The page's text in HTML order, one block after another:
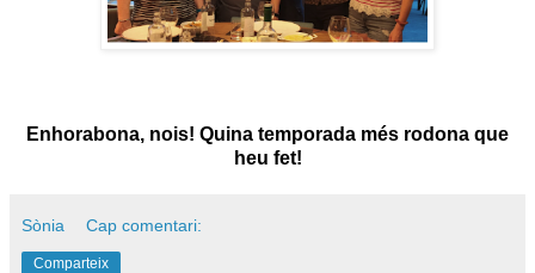
Enhorabona, nois! Quina temporada més rodona que
heu fet!
Sònia Cap comentari:
Comparteix